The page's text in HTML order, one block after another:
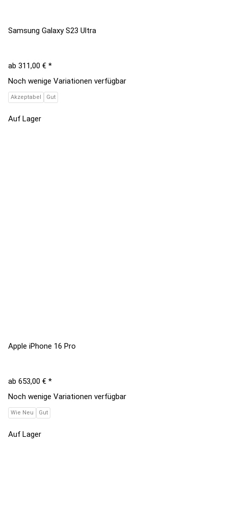
Samsung Galaxy S23 Ultra
ab 311,00 € *
Noch wenige Variationen verfügbar
Akzeptabel Gut
Auf Lager
Apple iPhone 16 Pro
ab 653,00 € *
Noch wenige Variationen verfügbar
Wie Neu Gut
Auf Lager